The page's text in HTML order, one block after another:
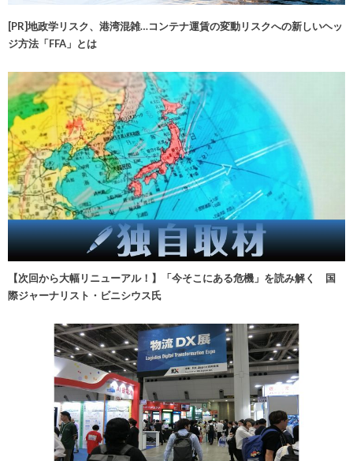
[PR]地政学リスク、港湾混雑…コンテナ運賃の変動リスクへの新しいヘッ
ジ方法「FFA」とは
【次回から大幅リニューアル！】「今そこにある危機」を読み解く 国
際ジャーナリスト・ビニシウス氏